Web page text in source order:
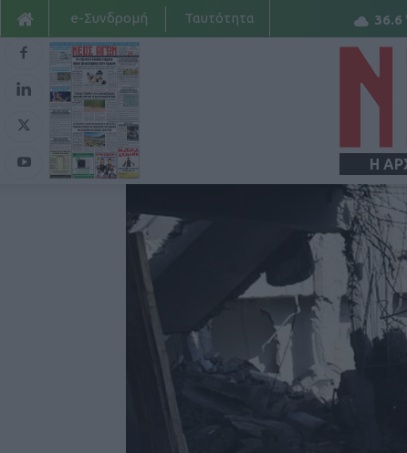
36.6
e-Συνδρομή Ταυτότητα
Η